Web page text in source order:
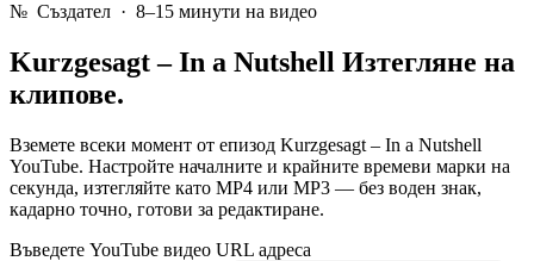
№ Създател · 8–15 минути на видео
Kurzgesagt – In a Nutshell Изтегляне на
клипове.
Вземете всеки момент от епизод Kurzgesagt – In a Nutshell
YouTube. Настройте началните и крайните времеви марки на
секунда, изтегляйте като MP4 или MP3 — без воден знак,
кадарно точно, готови за редактиране.
Въведете YouTube видео URL адреса